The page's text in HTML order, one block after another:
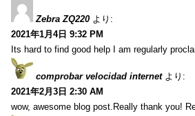
Zebra ZQ220 より:
2021年1月4日 9:32 PM
Its hard to find good help I am regularly
comprobar velocidad internet より:
2021年2月3日 2:30 AM
wow, awesome blog post.Really thank you!